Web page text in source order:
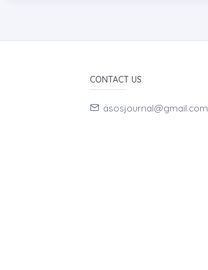
CONTACT US
asosjournal@gmail.com